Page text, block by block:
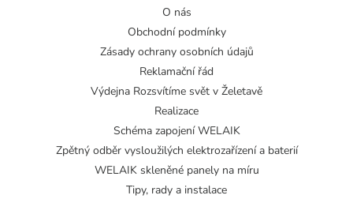
O nás
Obchodní podmínky
Zásady ochrany osobních údajů
Reklamační řád
Výdejna Rozsvítíme svět v Želetavě
Realizace
Schéma zapojení WELAIK
Zpětný odběr vysloužilých elektrozařízení a baterií
WELAIK skleněné panely na míru
Tipy, rady a instalace